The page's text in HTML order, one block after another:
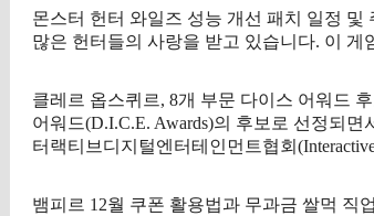
몬스터 헌터 와일즈 성능 개선 패치 일정
많은 헌터들의 사랑을 받고 있습니다. 이
클레르 옵스퀴르, 8개 부문 다이스 어워드
어워드(D.I.C.E. Awards)의 후보로 선정되
터랙티브디지털엔터테인먼트협회
뱀피르 12월 쿠폰 활용법과 무과금 쌀먹 직